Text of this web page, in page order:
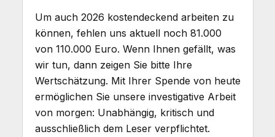
Um auch 2026 kostendeckend arbeiten zu
können, fehlen uns aktuell noch 81.000
von 110.000 Euro. Wenn Ihnen gefällt, was
wir tun, dann zeigen Sie bitte Ihre
Wertschätzung. Mit Ihrer Spende von heute
ermöglichen Sie unsere investigative Arbeit
von morgen: Unabhängig, kritisch und
ausschließlich dem Leser verpflichtet.